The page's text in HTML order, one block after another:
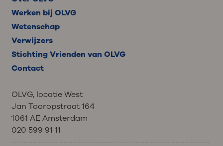
Werken bij OLVG
Wetenschap
Verwijzers
Stichting Vrienden van OLVG
Contact
OLVG, locatie West
Jan Tooropstraat 164
1061 AE Amsterdam
020 599 91 11